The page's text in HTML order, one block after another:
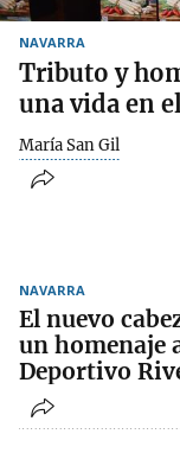
NAVARRA
Tributo y
una vida en
María San Gil
NAVARRA
El nuevo
un homenaje
Deportivo